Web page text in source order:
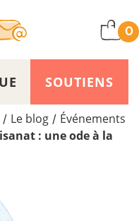
0
SOUTIENS
/ Le blog / Événements
: une ode à la